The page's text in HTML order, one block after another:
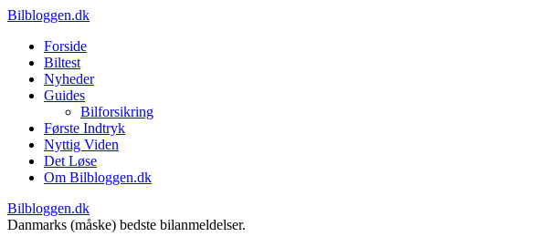
Bilbloggen.dk
Forside
Biltest
Nyheder
Guides
Bilforsikring
Første Indtryk
Nyttig Viden
Det Løse
Om Bilbloggen.dk
Bilbloggen.dk
Danmarks (måske) bedste bilanmeldelser.